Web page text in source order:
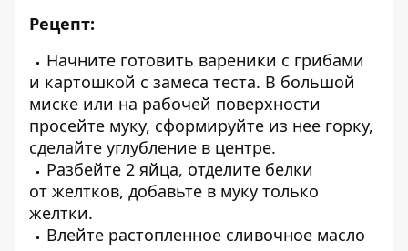
Рецепт:
Начните готовить вареники с грибами
и картошкой с замеса теста. В большой
миске или на рабочей поверхности
просейте муку, сформируйте из нее горку,
сделайте углубление в центре.
Разбейте 2 яйца, отделите белки
от желтков, добавьте в муку только
желтки.
Влейте растопленное сливочное масло